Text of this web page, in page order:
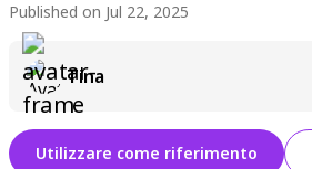
Published on Jul 22, 2025
Tina
Utilizzare come riferimento